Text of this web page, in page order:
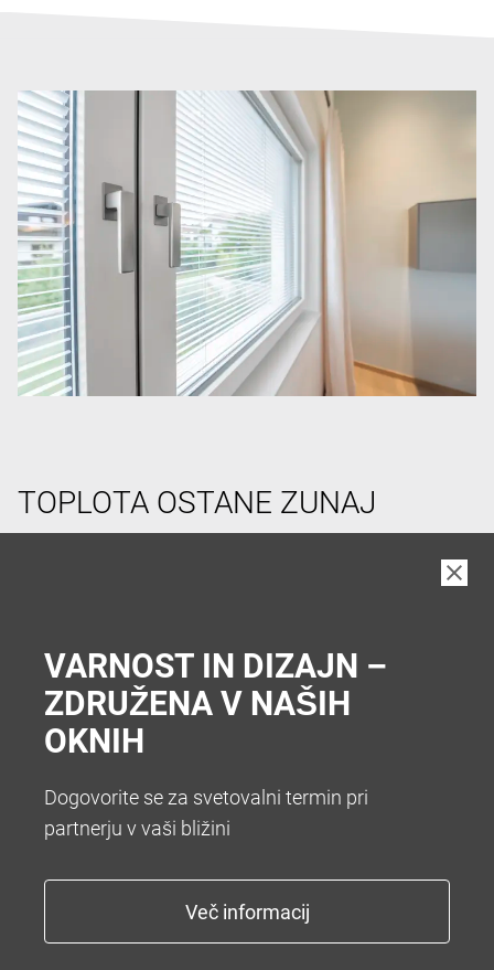
TOPLOTA OSTANE ZUNAJ
prostor v hiši. Da vam zato ni treba hoditi v klet vam
zatemnitev z roletami ali optimalno zatemnitev z
zunanjimi žaluzijami.
KONEC Z NADLEŽNIM
VARNOST IN DIZAJN –
ZDRUŽENA V NAŠIH
OKNIH
Dogovorite se za svetovalni termin pri
partnerju v vaši bližini